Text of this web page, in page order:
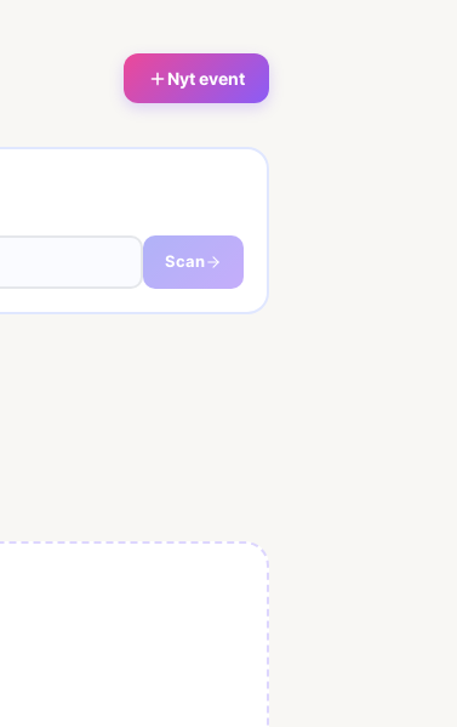
Nyt event
Scan